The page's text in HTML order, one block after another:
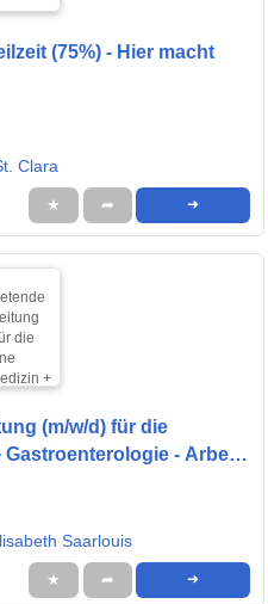
(75%) - Hier macht
Clara
★ ➦ ➜
(m/w/d) für die
Gastroenterologie - Arbeit,
Saarlouis
★ ➦ ➜